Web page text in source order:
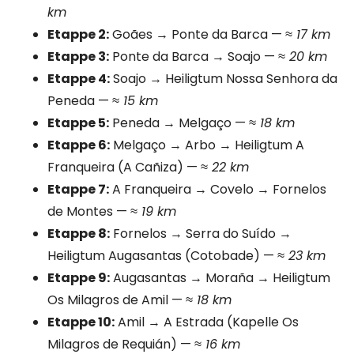
km
Etappe 2:Goães → Ponte da Barca — ≈ 17 km
Etappe 3: Ponte da Barca → Soajo — ≈ 20 km
Etappe 4:Soajo → Heiligtum Nossa Senhora da
Peneda — ≈ 15 km
Etappe 5: Peneda → Melgaço — ≈ 18 km
Etappe 6: Melgaço → Arbo → Heiligtum A
Franqueira (A Cañiza) — ≈ 22 km
Etappe 7:A Franqueira → Covelo → Fornelos
de Montes — ≈ 19 km
Etappe 8: Fornelos → Serra do Suído →
Heiligtum Augasantas (Cotobade) — ≈ 23 km
Etappe 9:Augasantas → Moraña → Heiligtum
Os Milagros de Amil — ≈ 18 km
Etappe 10:Amil → A Estrada (Kapelle Os
Milagros de Requián) — ≈ 16 km